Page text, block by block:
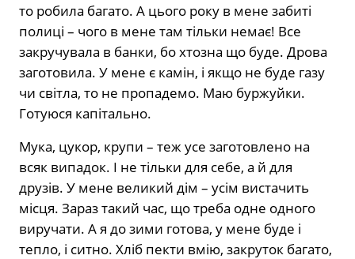
то робила багато. А цього року в мене забиті
полиці – чого в мене там тільки немає! Все
закручувала в банки, бо хтозна що буде. Дрова
заготовила. У мене є камін, і якщо не буде газу
чи світла, то не пропадемо. Маю буржуйки.
Готуюся капітально.
Мука, цукор, крупи – теж усе заготовлено на
всяк випадок. І не тільки для себе, а й для
друзів. У мене великий дім – усім вистачить
місця. Зараз такий час, що треба одне одного
виручати. А я до зими готова, у мене буде і
тепло, і ситно. Хліб пекти вмію, закруток багато,